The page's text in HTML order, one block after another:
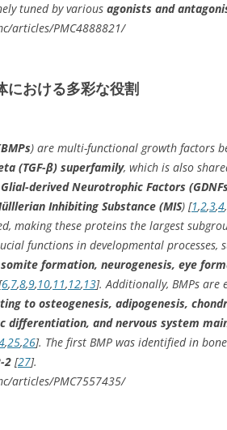
tuned by various agonists and
articles/PMC4888821/
における多彩な役割
) are multi-functional growth factors
(TGF-β) superfamily, which is also
derived Neurotrophic Factors
Inhibiting Substance (MIS) [1,2,3,4,
making these proteins the largest
functions in developmental processes,
formation, neurogenesis, eye
6,7,8,9,10,11,12,13]. Additionally, BMPs are
to osteogenesis, adipogenesis,
differentiation, and nervous system
,25,26]. The first BMP was identified in
2 [27].
articles/PMC7557435/